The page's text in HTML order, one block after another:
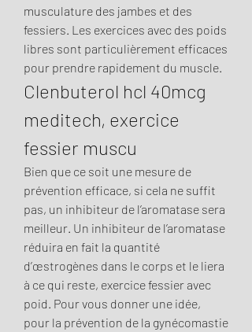
musculature des jambes et des
fessiers. Les exercices avec des poids
libres sont particulièrement efficaces
pour prendre rapidement du muscle.
Clenbuterol hcl 40mcg
meditech, exercice
fessier muscu
Bien que ce soit une mesure de
prévention efficace, si cela ne suffit
pas, un inhibiteur de l’aromatase sera
meilleur. Un inhibiteur de l’aromatase
réduira en fait la quantité
d’œstrogènes dans le corps et le liera
à ce qui reste, exercice fessier avec
poid. Pour vous donner une idée,
pour la prévention de la gynécomastie